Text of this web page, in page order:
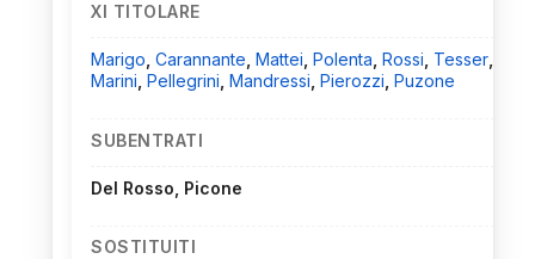
XI TITOLARE
Marigo Carannante Mattei Polenta Rossi Tesser
Marini Pellegrini Mandressi Pierozzi Puzone
SUBENTRATI
Del Rosso, Picone
SOSTITUITI